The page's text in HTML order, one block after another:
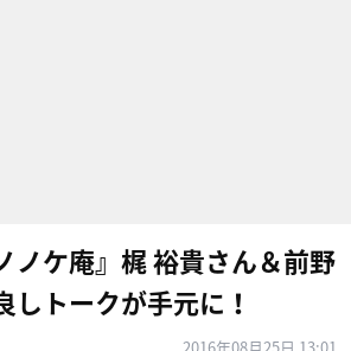
ノケ庵』梶 裕貴さん＆前野
しトークが手元に！